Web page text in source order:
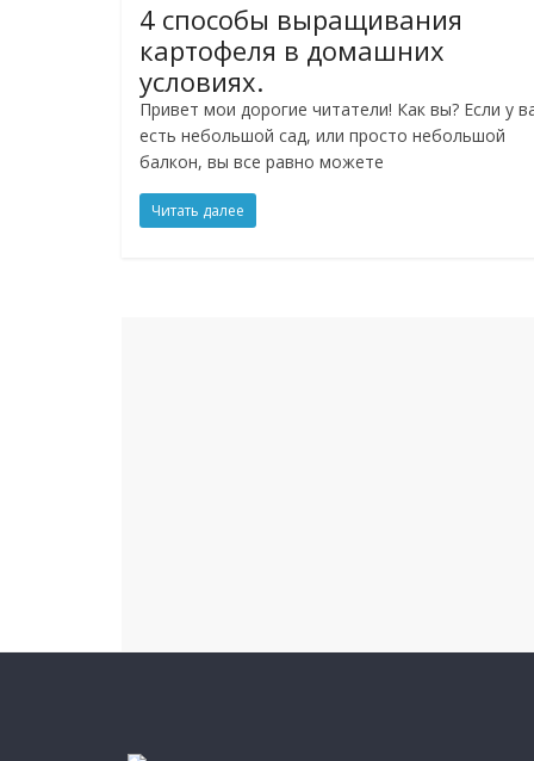
4 способы выращивания
картофеля в домашних
условиях.
Привет мои дорогие читатели! Как вы? Если у
есть небольшой сад, или просто небольшой
балкон, вы все равно можете
Читать далее